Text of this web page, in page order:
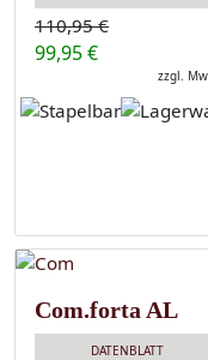
110,95 €
99,95 €
zzgl.
Com.forta AL
DATENBLATT